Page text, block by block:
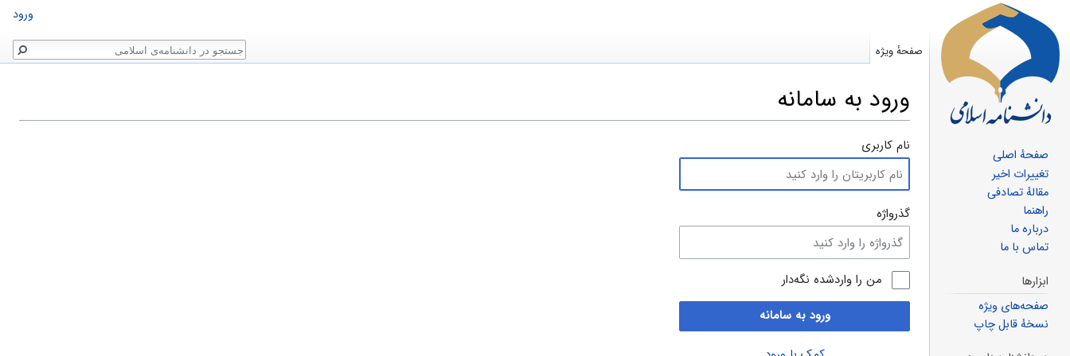
ورود به سامانه
پرش
ناوبری
پرش
جستجو
نام کاربری
گذرواژه
من را واردشده نگه‌دار
ورود به سامانه
ورود
صفحهٔ ویژه جستجو
صفحهٔ اصلی
تغییرات اخیر
مقالهٔ تصادفی
راهنما
درباره ما
تماس با ما
ابزارها
صفحه‌های ویژه
نسخهٔ قابل چاپ